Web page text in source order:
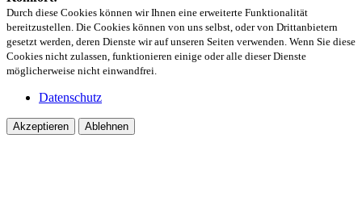
Durch diese Cookies können wir Ihnen eine erweiterte Funktionalität
bereitzustellen. Die Cookies können von uns selbst, oder von Drittanbietern
gesetzt werden, deren Dienste wir auf unseren Seiten verwenden. Wenn Sie diese
Cookies nicht zulassen, funktionieren einige oder alle dieser Dienste
möglicherweise nicht einwandfrei.
Datenschutz
Akzeptieren Ablehnen